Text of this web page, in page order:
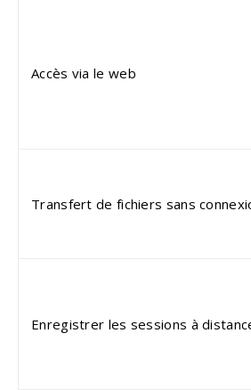
Accès via le web
Transfert de fichiers sans
Enregistrer les sessions à